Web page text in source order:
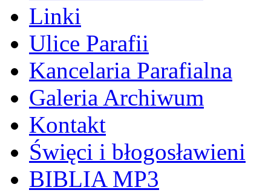
Linki
Ulice Parafii
Kancelaria Parafialna
Galeria Archiwum
Kontakt
Święci i błogosławieni
BIBLIA MP3